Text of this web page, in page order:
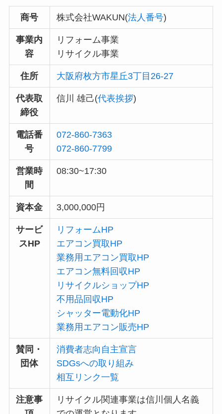
商号 株式会社WAKUN(法人番号)
事業内
容
リフォーム事業
リサイクル事業
住所 大阪府枚方市星丘3丁目26-27
代表取
締役
信川 雄己(代表挨拶)
電話番
号
072-860-7363
072-860-7799
営業時
間
08:30~17:30
資本金 3,000,000円
サービ
スHP
リフォームHP
エアコン買取HP
業務用エアコン買取HP
エアコン無料回収HP
リサイクルショップHP
不用品回収HP
シャッター電動化HP
業務用エアコン販売HP
賛同・
団体
消費者志向自主宣言
SDGsへの取り組み
相互リンク一覧
注意事
リサイクル関連事業は信川個人名義